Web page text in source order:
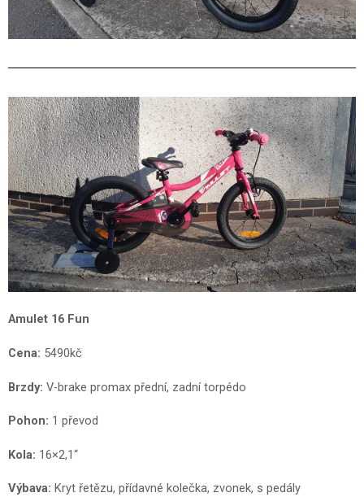
Amulet 16 Fun
Cena: 5490kč
Brzdy: V-brake promax přední, zadní torpédo
Pohon: 1 převod
Kola: 16×2,1“
Výbava: Kryt řetězu, přídavné kolečka, zvonek, s pedály